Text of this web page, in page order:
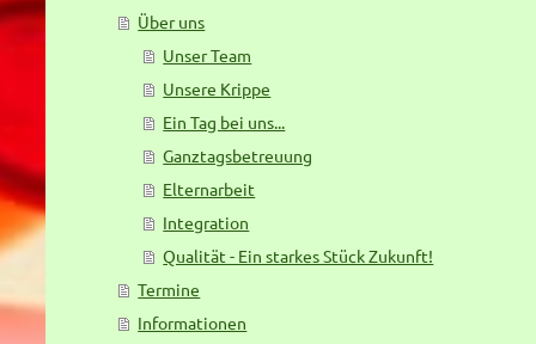
Über uns
Unser Team
Unsere Krippe
Ein Tag bei uns...
Ganztagsbetreuung
Elternarbeit
Integration
Qualität - Ein starkes Stück Zukunft!
Termine
Informationen